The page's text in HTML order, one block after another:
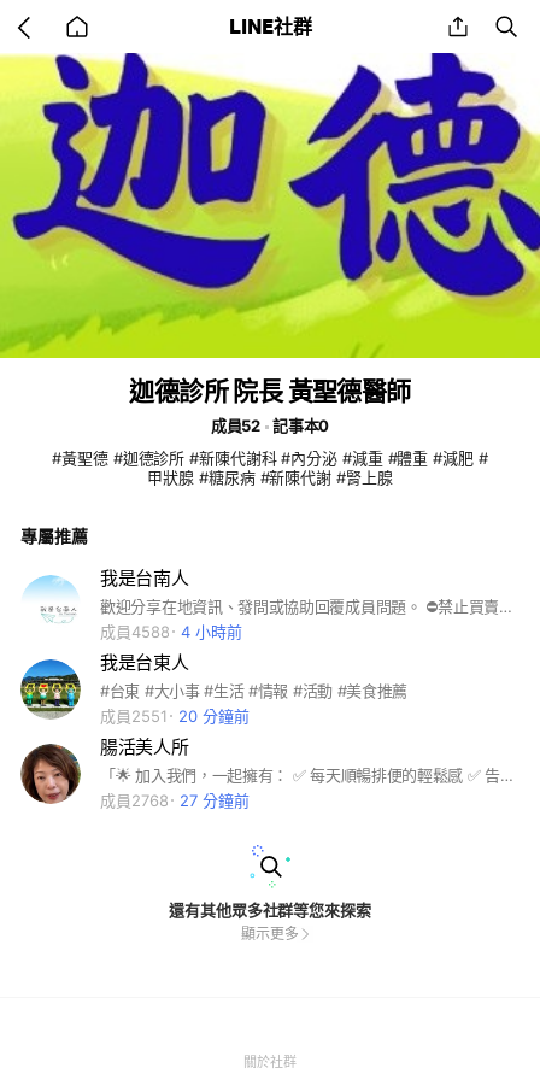
back
home
LINE社群 share
迦德診所 院長 黃聖德醫師
成員52
記事本0
#黃聖德 #迦德診所 #新陳代謝科 #內分泌 #減重 #體重 #減肥 #
甲狀腺 #糖尿病 #新陳代謝 #腎上腺
專屬推薦
我是台南人
歡迎分享在地資訊、發問或協助回覆成員問題。 ⛔禁止買賣、廣告、拉人、引流、歧視、罵髒話、人身攻擊、散佈股票、違法或色情訊息 加入後先去看記事本裡的社群公約，避免違規被踢喔! 有社群、社團規定問題，請聯繫台南小幫手提問 LINE ID：@710hbpcu 請先加入台南社團： 👉我是台南人 https://reurl.cc/bl4q13 👉台南房屋買賣 http://goo.gl/Js9kAP
成員4588
4 小時前
我是台東人
#台東 #大小事 #生活 #情報 #活動 #美食推薦
成員2551
20 分鐘前
腸活美人所
「🌟 加入我們，一起擁有： ✅ 每天順暢排便的輕鬆感 ✅ 告別小腹凸出的自信美 ✅ 消化系統平衡的舒適感 💡 專業腸道健康知識分享 🍃 天然調理方法教學 🎉科學快速「腸活調理包」｜ #腸道 #腸活 #益生菌 #養瘦菌 #免疫力 #情緒 #失智 #過動 #睡眠 #便秘 #腸漏 #憂鬱 #過敏 #小腹剋星 #順暢 #腸腦軸線 #腸是第二大腦
成員2768
27 分鐘前
還有其他眾多社群等您來探索
顯示更多
關於社群(Open